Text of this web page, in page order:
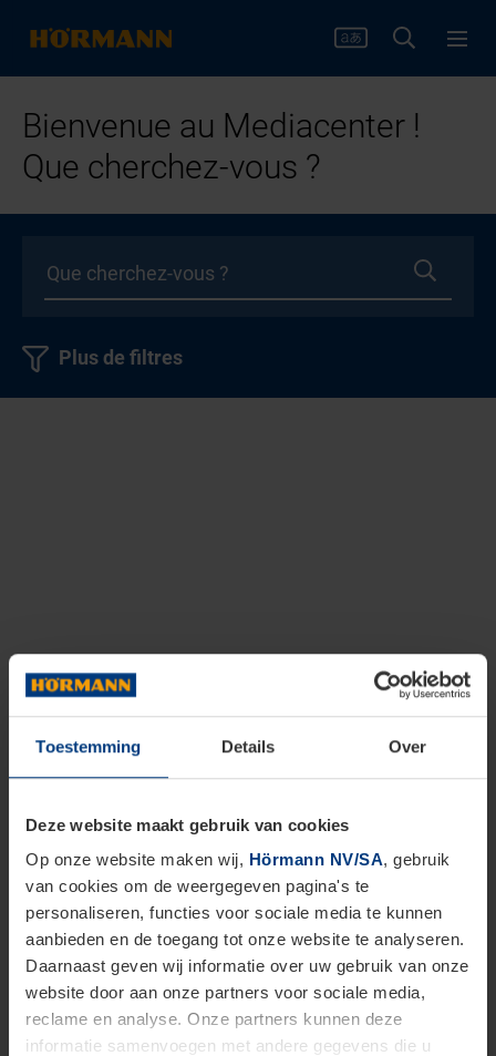
Toestemming Details Over
Deze website maakt gebruik van cookies
Op onze website maken wij, Hörmann NV/SA, gebruik
van cookies om de weergegeven pagina's te
personaliseren, functies voor sociale media te kunnen
aanbieden en de toegang tot onze website te analyseren.
Daarnaast geven wij informatie over uw gebruik van onze
website door aan onze partners voor sociale media,
reclame en analyse. Onze partners kunnen deze
informatie samenvoegen met andere gegevens die u
Bienvenue au Mediacenter !
Que cherchez-vous ?
Plus de filtres